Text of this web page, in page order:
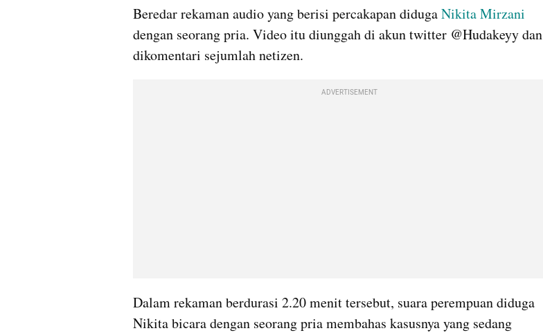
Beredar rekaman audio yang berisi percakapan diduga Nikita Mirzani
dengan seorang pria. Video itu diunggah di akun twitter @Hudakeyy dan
dikomentari sejumlah netizen.
ADVERTISEMENT
Dalam rekaman berdurasi 2.20 menit tersebut, suara perempuan diduga
Nikita bicara dengan seorang pria membahas kasusnya yang sedang